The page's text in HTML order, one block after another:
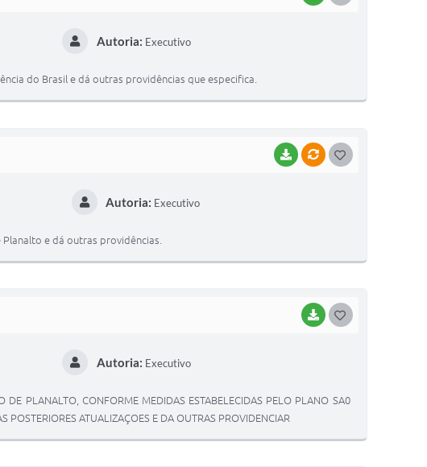
Autoria: Executivo
do Brasil e dá outras providências que especifica.
BAIXARVÍNCULOS
G
Autoria: Executivo
e dá outras providências.
BAIXARG
I
Autoria: Executivo
PLANALTO, CONFORME MEDIDAS ESTABELECIDAS PELO PLANO SA0
ATUALIZAÇOES E DA OUTRAS PROVIDENCIAR